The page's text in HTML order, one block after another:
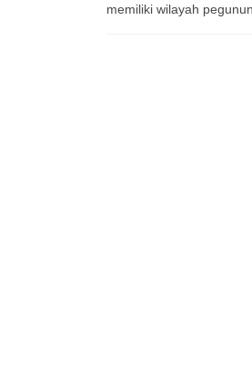
memiliki wilayah